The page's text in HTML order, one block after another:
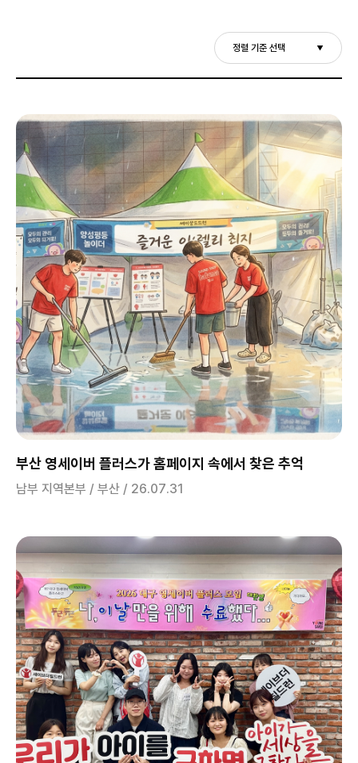
정렬 기준 선택
부산 영세이버 플러스가 홈페이지 속에서 찾은 추억
남부 지역본부 / 부산 / 26.07.31